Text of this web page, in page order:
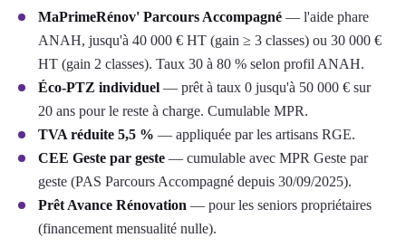
MaPrimeRénov' Parcours Accompagné — l'aide phare
ANAH, jusqu'à 40 000 € HT (gain ≥ 3 classes) ou 30 000 €
HT (gain 2 classes). Taux 30 à 80 % selon profil ANAH.
Éco-PTZ individuel — prêt à taux 0 jusqu'à 50 000 € sur
20 ans pour le reste à charge. Cumulable MPR.
TVA réduite 5,5 % — appliquée par les artisans RGE.
CEE Geste par geste — cumulable avec MPR Geste par
geste (PAS Parcours Accompagné depuis 30/09/2025).
Prêt Avance Rénovation — pour les seniors propriétaires
(financement mensualité nulle).